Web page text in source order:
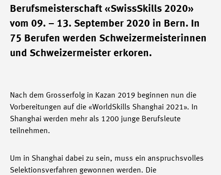
Berufsmeisterschaft «SwissSkills 2020»
vom 09. – 13. September 2020 in Bern. In
75 Berufen werden Schweizermeisterinnen
und Schweizermeister erkoren.
Nach dem Grosserfolg in Kazan 2019 beginnen nun die
Vorbereitungen auf die «WorldSkills Shanghai 2021». In
Shanghai werden mehr als 1200 junge Berufsleute
teilnehmen.
Um in Shanghai dabei zu sein, muss ein anspruchsvolles
Selektionsverfahren gewonnen werden. Die